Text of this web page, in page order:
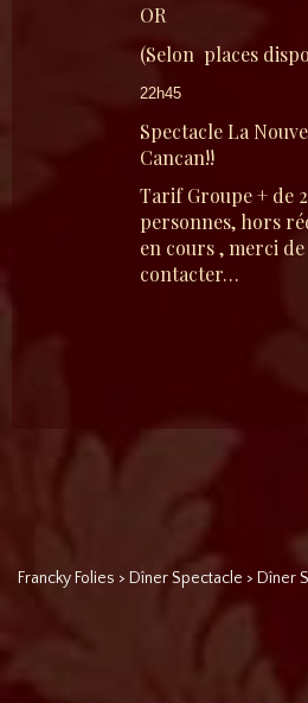
OR
(Selon places
22h45
Spectacle La
Cancan!!
Tarif Groupe + de
personnes, hors
en cours , merci
contacter…
Francky Folies > Dîner Spectacle > Dîner